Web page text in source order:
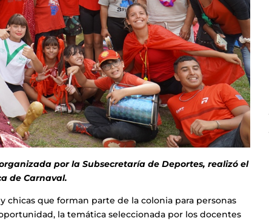
por la Subsecretaría de Deportes, realizó el
de Carnaval.
chicas que forman parte de la colonia para personas
la temática seleccionada por los docentes